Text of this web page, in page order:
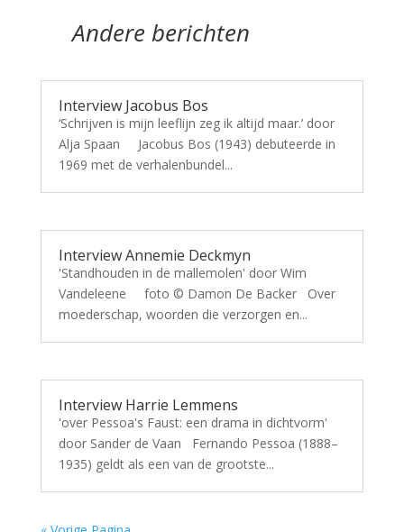
Andere berichten
Interview Jacobus Bos
‘Schrijven is mijn leeflijn zeg ik altijd maar.’ door
Alja Spaan Jacobus Bos (1943) debuteerde in
1969 met de verhalenbundel...
Interview Annemie Deckmyn
'Standhouden in de mallemolen' door Wim
Vandeleene foto © Damon De Backer Over
moederschap, woorden die verzorgen en...
Interview Harrie Lemmens
'over Pessoa's Faust: een drama in dichtvorm'
door Sander de Vaan Fernando Pessoa (1888–
1935) geldt als een van de grootste...